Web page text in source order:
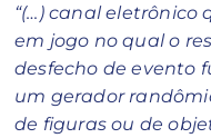
“(…) canal
em jogo no qual o
desfecho de evento
um gerador
de figuras ou de